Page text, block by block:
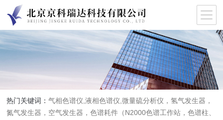
热门关键词：气相色谱仪,液相色谱仪,微量硫分析仪，氢气发生器，
氮气发生器，空气发生器，色谱耗件（N2000色谱工作站，色谱柱、